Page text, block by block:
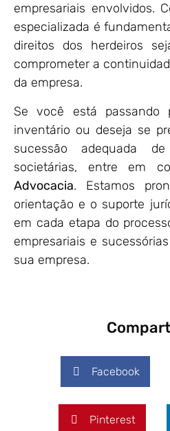
empresariais envolvidos.
especializada é
direitos dos herdeiros
comprometer a
da empresa.
Se você está passando
inventário ou deseja se
sucessão adequada
societárias, entre em
Advocacia. Estamos
orientação e o suporte
em cada etapa do
empresariais e
sua empresa.
Facebook
Pinterest